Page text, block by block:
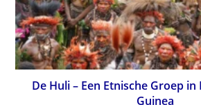
De Huli – Een Etnische Groep
Guinea